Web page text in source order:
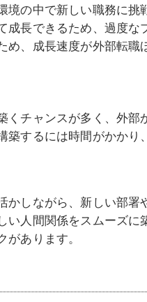
の中で新しい職務に
長できるため、過度
、成長速度が外部転職
チャンスが多く、外
するには時間がかか
しながら、新しい部
人間関係をスムーズ
あります。